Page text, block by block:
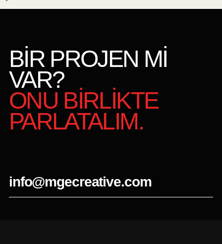
BİR PROJEN Mİ
VAR?
ONU BİRLİKTE
PARLATALIM.
info@mgecreative.com